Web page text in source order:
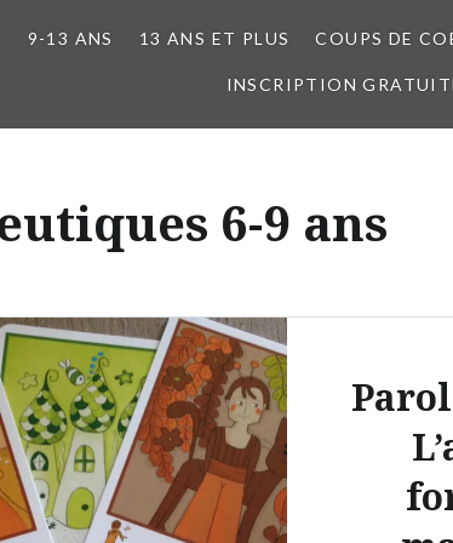
9-13 ANS 13 ANS ET PLUS COUPS DE
INSCRIPTION
6-9 ans